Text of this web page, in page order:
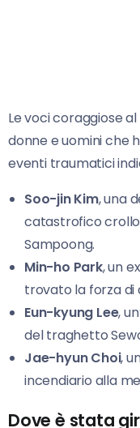
Le voci coraggiose
donne e uomini che
eventi traumatici
Soo-jin Kim, una
catastrofico
Sampoong.
Min-ho Park, un
trovato la forza di
Eun-kyung Lee,
del traghetto
Jae-hyun Choi,
incendiario alla
Dove è stata